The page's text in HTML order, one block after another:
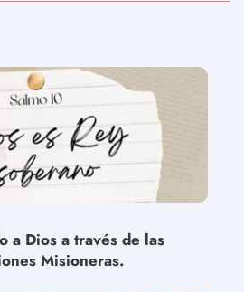
a Dios a través de las
Misioneras.